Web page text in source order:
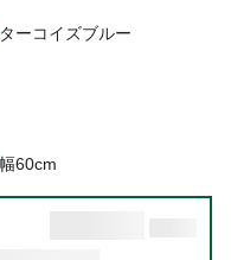
ターコイズブルー
幅60cm